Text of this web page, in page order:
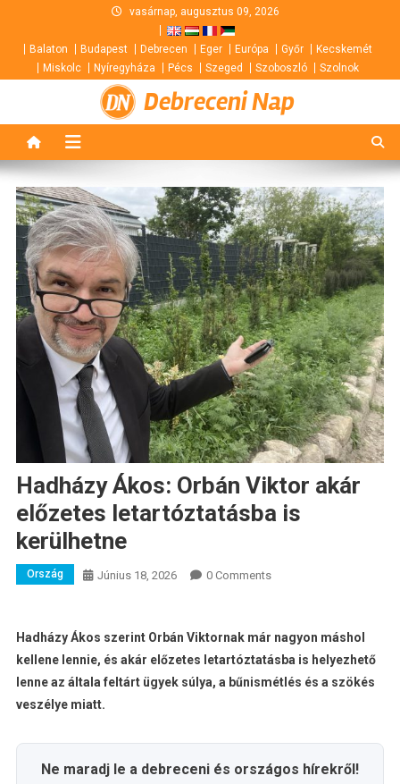
content
vasárnap, augusztus 09, 2026
Balaton Budapest Debrecen Eger Európa Győr
Kecskemét
Miskolc
Nyíregyháza Pécs Szeged Szoboszló Szolnok
Debreceni Nap
Hadházy Ákos: Orbán Viktor akár
előzetes letartóztatásba is
kerülhetne
Ország Június 18, 2026 0 Comments
Hadházy Ákos szerint Orbán Viktornak már nagyon máshol
kellene lennie, és akár előzetes letartóztatásba is helyezhető
lenne az általa feltárt ügyek súlya, a bűnismétlés és a szökés
veszélye miatt.
Ne maradj le a debreceni és országos hírekről!